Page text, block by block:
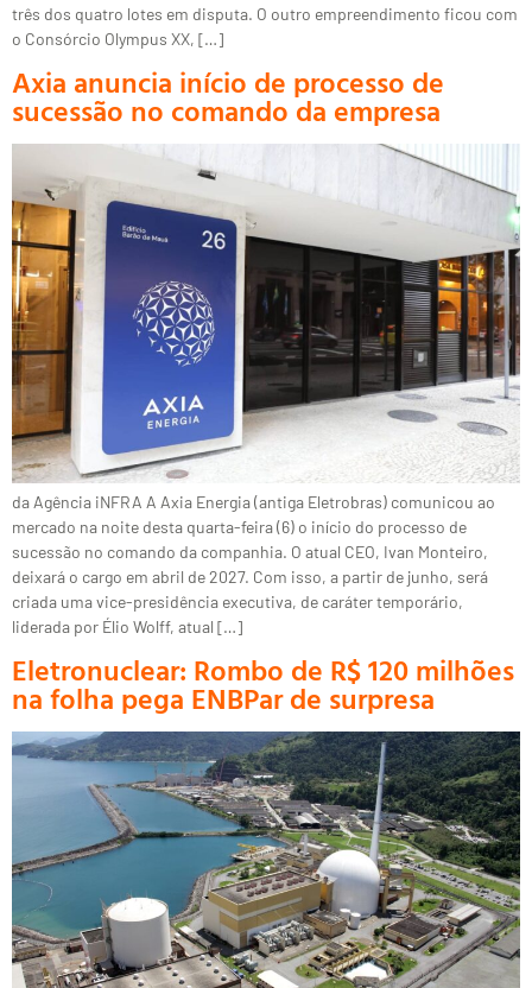
três dos quatro lotes em disputa. O outro empreendimento ficou com
o Consórcio Olympus XX, […]
Axia anuncia início de processo de
sucessão no comando da empresa
da Agência iNFRA A Axia Energia (antiga Eletrobras) comunicou ao
mercado na noite desta quarta-feira (6) o início do processo de
sucessão no comando da companhia. O atual CEO, Ivan Monteiro,
deixará o cargo em abril de 2027. Com isso, a partir de junho, será
criada uma vice-presidência executiva, de caráter temporário,
liderada por Élio Wolff, atual […]
Eletronuclear: Rombo de R$ 120 milhões
na folha pega ENBPar de surpresa